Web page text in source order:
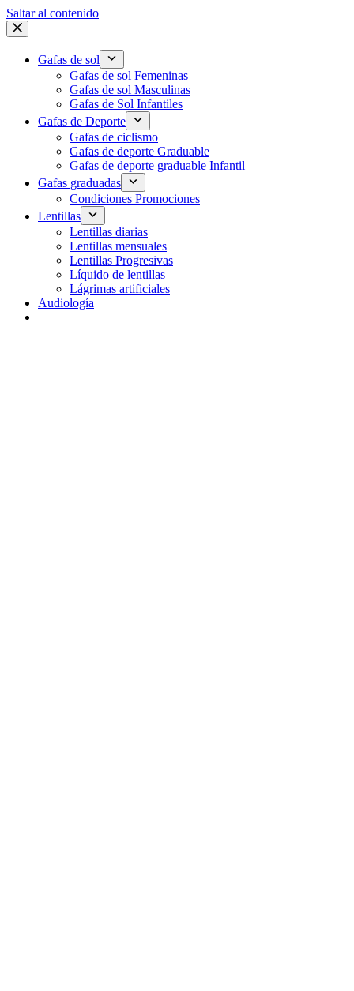
Saltar al contenido
Gafas de sol
Gafas de sol Femeninas
Gafas de sol Masculinas
Gafas de Sol Infantiles
Gafas de Deporte
Gafas de ciclismo
Gafas de deporte Graduable
Gafas de deporte graduable Infantil
Gafas graduadas
Condiciones Promociones
Lentillas
Lentillas diarias
Lentillas mensuales
Lentillas Progresivas
Líquido de lentillas
Lágrimas artificiales
Audiología